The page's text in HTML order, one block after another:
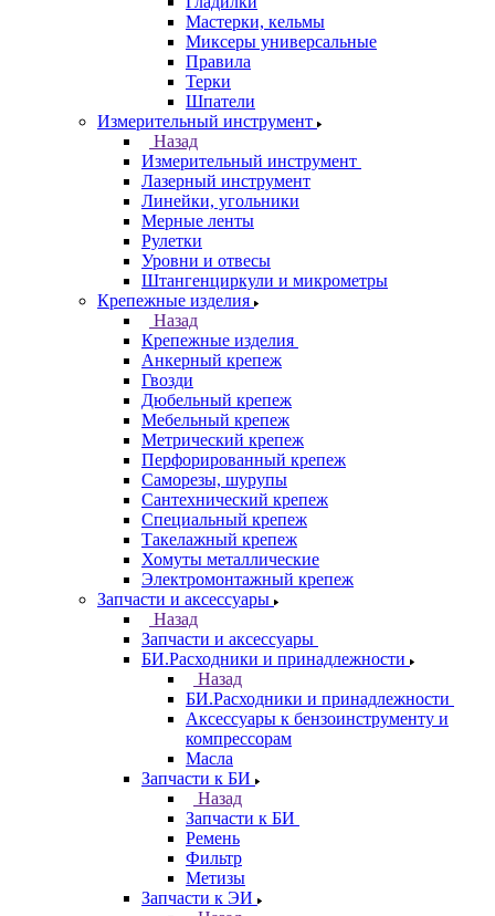
Мастерки, кельмы
Миксеры универсальные
Правила
Терки
Шпатели
Измерительный инструмент
Назад
Измерительный инструмент
Лазерный инструмент
Линейки, угольники
Мерные ленты
Рулетки
Уровни и отвесы
Штангенциркули и микрометры
Крепежные изделия
Назад
Крепежные изделия
Анкерный крепеж
Гвозди
Дюбельный крепеж
Мебельный крепеж
Метрический крепеж
Перфорированный крепеж
Саморезы, шурупы
Сантехнический крепеж
Специальный крепеж
Такелажный крепеж
Хомуты металлические
Электромонтажный крепеж
Запчасти и аксессуары
Назад
Запчасти и аксессуары
БИ.Расходники и принадлежности
Назад
БИ.Расходники и принадлежности
Аксессуары к бензоинструменту и
компрессорам
Масла
Запчасти к БИ
Назад
Запчасти к БИ
Ремень
Фильтр
Метизы
Запчасти к ЭИ